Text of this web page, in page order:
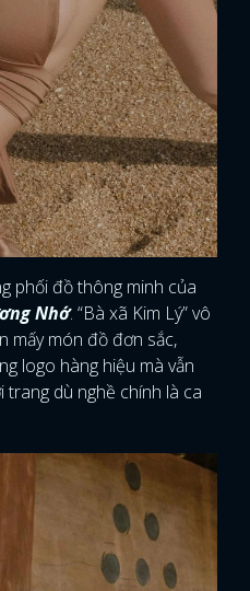
phối đồ thông minh của
Nhớ. “Bà xã Kim Lý” vô
mấy món đồ đơn sắc,
logo hàng hiệu mà vẫn
dù nghề chính là ca